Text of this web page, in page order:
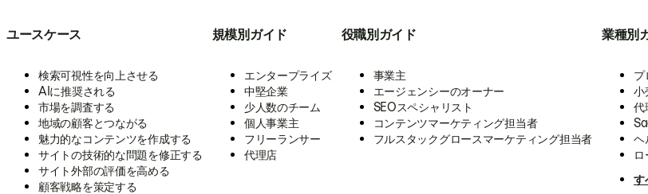
ユースケース
検索可視性を向上させる
AIに推奨される
市場を調査する
地域の顧客とつながる
魅力的なコンテンツを作成する
サイトの技術的な問題を修正する
サイト外部の評価を高める
顧客戦略を策定する
規模別ガイド
エンタープライズ
中堅企業
少人数のチーム
個人事業主
フリーランサー
代理店
役職別ガイド
事業主
エージェンシーのオーナー
SEOスペシャリスト
コンテンツマーケティング担当者
フルスタックグロースマーケティング担当者
業種別
プ
小
代
ヘ
ロ
す